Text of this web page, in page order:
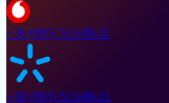
+38 (095) 513-00-11
+38 (093) 513-00-11